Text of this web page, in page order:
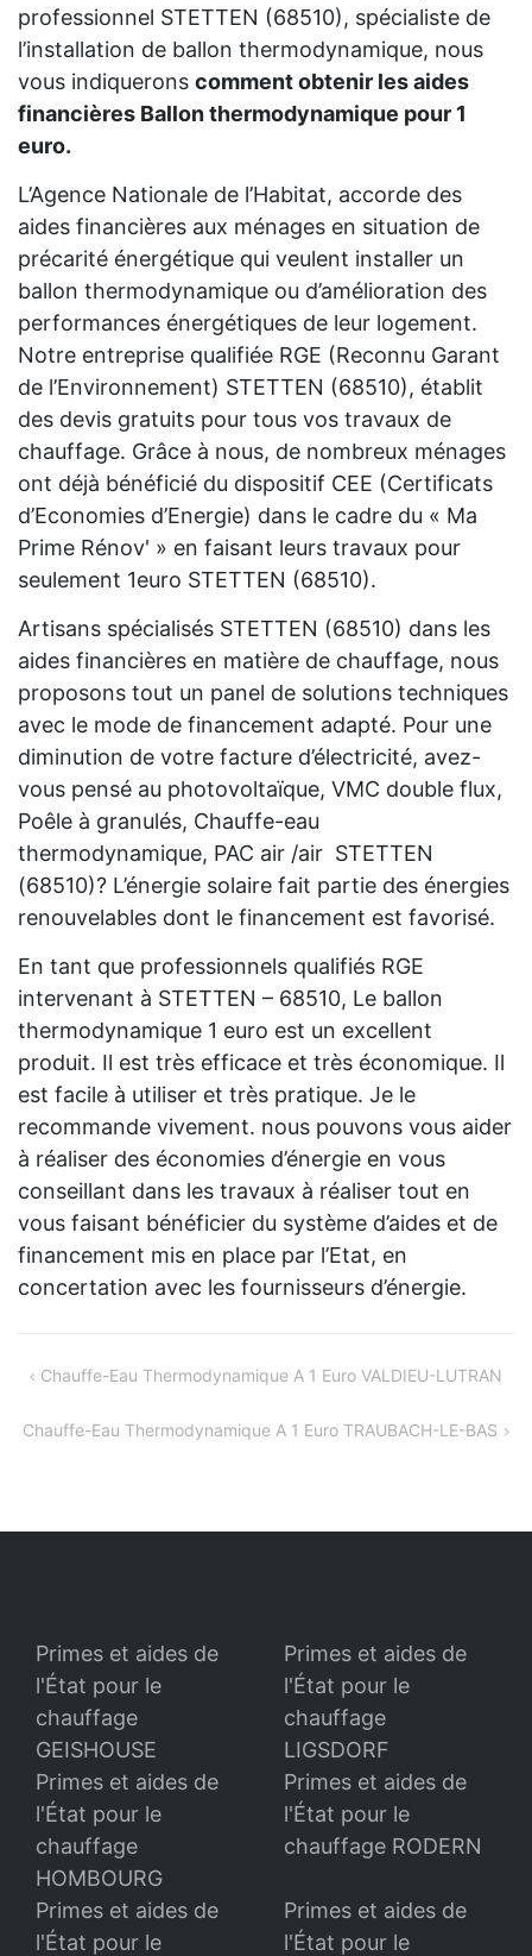
professionnel STETTEN (68510), spécialiste de
l’installation de ballon thermodynamique, nous
vous indiquerons comment obtenir les aides
financières Ballon thermodynamique pour 1
euro.
L’Agence Nationale de l’Habitat, accorde des
aides financières aux ménages en situation de
précarité énergétique qui veulent installer un
ballon thermodynamique ou d’amélioration des
performances énergétiques de leur logement.
Notre entreprise qualifiée RGE (Reconnu Garant
de l’Environnement) STETTEN (68510), établit
des devis gratuits pour tous vos travaux de
chauffage. Grâce à nous, de nombreux ménages
ont déjà bénéficié du dispositif CEE (Certificats
d’Economies d’Energie) dans le cadre du « Ma
Prime Rénov' » en faisant leurs travaux pour
seulement 1euro STETTEN (68510).
Artisans spécialisés STETTEN (68510) dans les
aides financières en matière de chauffage, nous
proposons tout un panel de solutions techniques
avec le mode de financement adapté. Pour une
diminution de votre facture d’électricité, avez-
vous pensé au photovoltaïque, VMC double flux,
Poêle à granulés, Chauffe-eau
thermodynamique, PAC air /air STETTEN
(68510)? L’énergie solaire fait partie des énergies
renouvelables dont le financement est favorisé.
En tant que professionnels qualifiés RGE
intervenant à STETTEN – 68510, Le ballon
thermodynamique 1 euro est un excellent
produit. Il est très efficace et très économique. Il
est facile à utiliser et très pratique. Je le
recommande vivement. nous pouvons vous aider
à réaliser des économies d’énergie en vous
conseillant dans les travaux à réaliser tout en
vous faisant bénéficier du système d’aides et de
financement mis en place par l’Etat, en
concertation avec les fournisseurs d’énergie.
Navigation
Chauffe-Eau Thermodynamique A 1 Euro VALDIEU-LUTRAN
Chauffe-Eau Thermodynamique A 1 Euro TRAUBACH-LE-BAS
Primes et aides de
l'État pour le
chauffage
GEISHOUSE
Primes et aides de
l'État pour le
chauffage
LIGSDORF
Primes et aides de
l'État pour le
chauffage
HOMBOURG
Primes et aides de
l'État pour le
chauffage RODERN
Primes et aides de
l'État pour le
Primes et aides de
l'État pour le